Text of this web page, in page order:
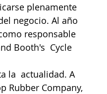
plenamente
negocio. Al año
responsable
Booth's  Cycle
la  actualidad. A
Rubber Company,